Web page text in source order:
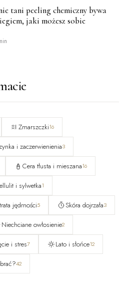
tani peeling chemiczny bywa
jaki możesz sobie
Zmarszczki16
i zaczerwienienia3
Cera tłusta i mieszana16
i sylwetka1
jędrności5 Skóra dojrzała3
Niechciane owłosienie2
i stres7 Lato i słońce12
42